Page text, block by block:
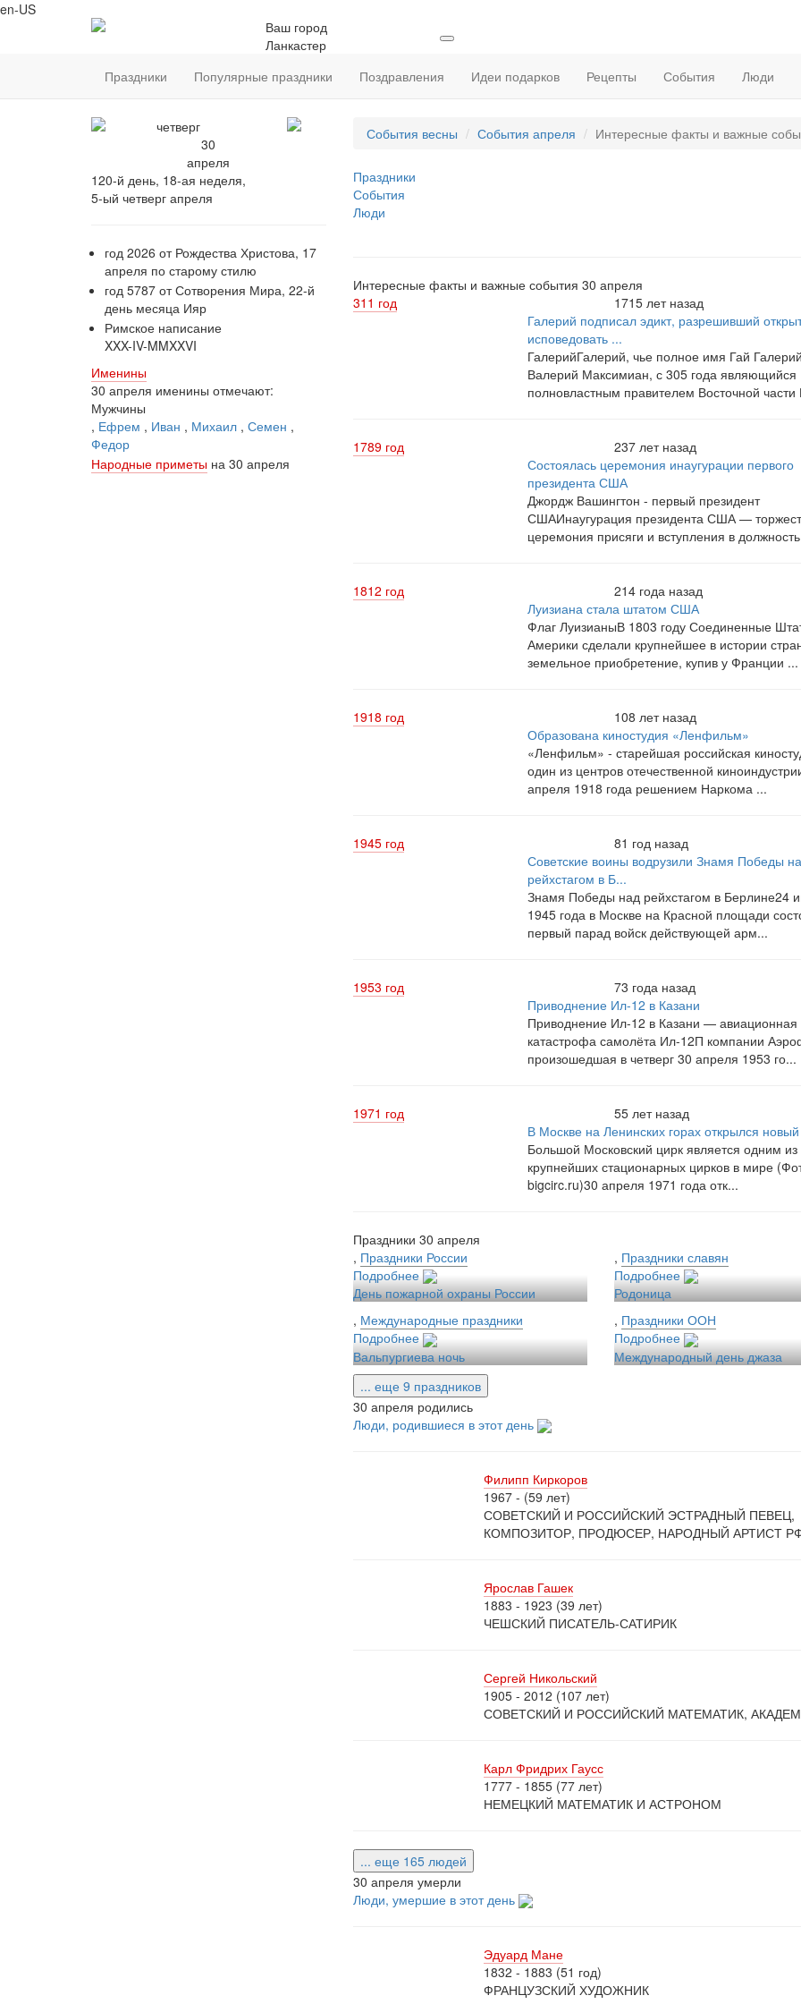
en-US
Ваш город
Ланкастер
Праздники
Популярные праздники Поздравления Идеи подарков Рецепты События Люди
четверг
30
апреля
120-й день, 18-ая неделя,
5-ый четверг апреля
год 2026 от Рождества Христова, 17
апреля по старому стилю
год 5787 от Сотворения Мира, 22-й
день месяца Ияр
Римское написание
XXX-IV-MMXXVI
Именины
30 апреля именины отмечают:
Мужчины
, Ефрем , Иван , Михаил , Семен ,
Федор
Народные приметы на 30 апреля
События весны События апреля Интересные факты и важные
Праздники
События
Люди
Интересные факты и важные события 30 апреля
311 год
1715 лет назад
Галерий подписал эдикт, разрешивший
исповедовать ...
ГалерийГалерий, чье полное имя Гай
Валерий Максимиан, с 305 года являющийся
полновластным правителем Восточной части
1789 год
237 лет назад
Состоялась церемония инаугурации первого
президента США
Джордж Вашингтон - первый президент
СШАИнаугурация президента США —
церемония присяги и вступления в
1812 год
214 года назад
Луизиана стала штатом США
Флаг ЛуизианыВ 1803 году Соединенные
Америки сделали крупнейшее в истории
земельное приобретение, купив у Франции ...
1918 год
108 лет назад
Образована киностудия «Ленфильм»
«Ленфильм» - старейшая российская
один из центров отечественной
апреля 1918 года решением Наркома ...
1945 год
81 год назад
Советские воины водрузили Знамя Победы
рейхстагом в Б...
Знамя Победы над рейхстагом в Берлине24
1945 года в Москве на Красной площади
первый парад войск действующей арм...
1953 год
73 года назад
Приводнение Ил-12 в Казани
Приводнение Ил-12 в Казани — авиационная
катастрофа самолёта Ил-12П компании
произошедшая в четверг 30 апреля 1953 го...
1971 год
55 лет назад
В Москве на Ленинских горах открылся
Большой Московский цирк является одним
крупнейших стационарных цирков в мире
bigcirc.ru)30 апреля 1971 года отк...
Праздники 30 апреля
, Праздники России
Подробнее
День пожарной охраны России
, Праздники славян
Подробнее
Родоница
, Международные праздники
Подробнее
Вальпургиева ночь
, Праздники ООН
Подробнее
Международный день джаза
... еще 9 праздников
30 апреля родились
Люди, родившиеся в этот день
Филипп Киркоров
1967 - (59 лет)
СОВЕТСКИЙ И РОССИЙСКИЙ ЭСТРАДНЫЙ ПЕВЕЦ,
КОМПОЗИТОР, ПРОДЮСЕР, НАРОДНЫЙ АРТИСТ
Ярослав Гашек
1883 - 1923 (39 лет)
ЧЕШСКИЙ ПИСАТЕЛЬ-САТИРИК
Сергей Никольский
1905 - 2012 (107 лет)
СОВЕТСКИЙ И РОССИЙСКИЙ МАТЕМАТИК,
Карл Фридрих Гаусс
1777 - 1855 (77 лет)
НЕМЕЦКИЙ МАТЕМАТИК И АСТРОНОМ
... еще 165 людей
30 апреля умерли
Люди, умершие в этот день
Эдуард Мане
1832 - 1883 (51 год)
ФРАНЦУЗСКИЙ ХУДОЖНИК